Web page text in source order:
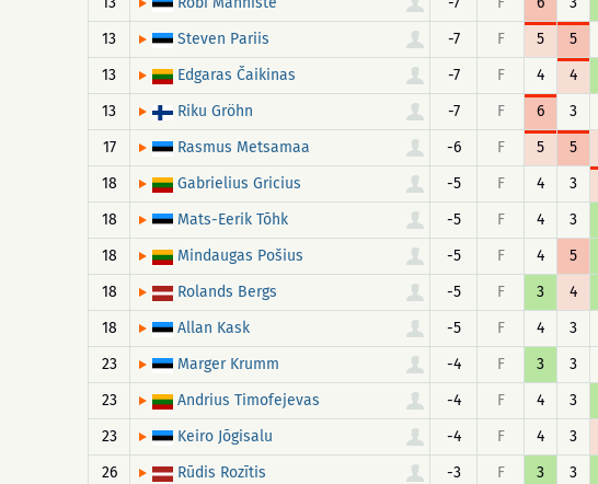
13
Steven Pariis -7 F 5 5
13
Edgaras Čaikinas -7 F 4 4
13
Riku Gröhn -7 F 6 3
17
Rasmus Metsamaa -6 F 5 5
18
Gabrielius Gricius -5 F 4 3
18
Mats-Eerik Tõhk -5 F 4 3
18
Mindaugas Pošius -5 F 4 5
18
Rolands Bergs -5 F 3 4
18
Allan Kask -5 F 4 3
23
Marger Krumm -4 F 3 3
23
Andrius Timofejevas -4 F 4 3
23
Keiro Jõgisalu -4 F 4 3
26
Rūdis Rozītis -3 F 3 3